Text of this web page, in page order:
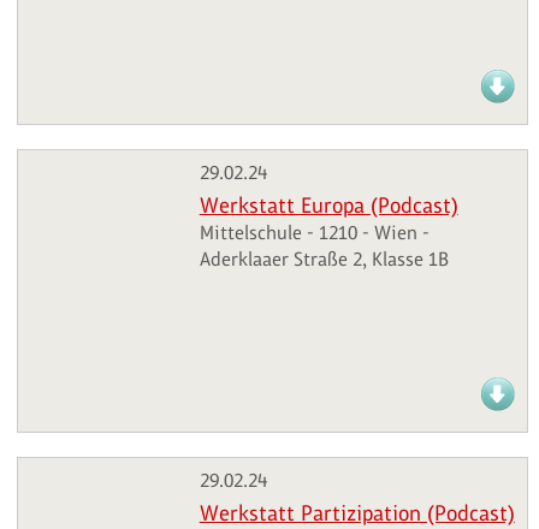
29.02.24
Werkstatt Europa (Podcast)
Mittelschule - 1210 - Wien -
Aderklaaer Straße 2, Klasse 1B
29.02.24
Werkstatt Partizipation (Podcast)